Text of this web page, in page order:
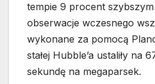
tempie 9 procent
obserwacje wczesnego
wykonane za pomocą
stałej Hubble’a ustaliły na
sekundę na megaparsek.